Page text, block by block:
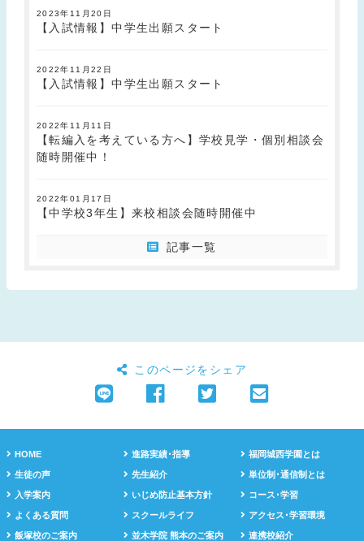
2023年11月20日
【入試情報】中学生出願スタート
2022年11月22日
【入試情報】中学生出願スタート
2022年11月11日
【転編入を考えている方へ】学校見学・個別相談会
随時開催中！
2022年01月17日
【中学校3年生】来校相談会随時開催中
記事一覧
このページをシェア
HOME 進路実績･指導 福岡城西学園とは
生徒の声 先生紹介 単位制･通信制とは
入学案内 いじめ防止基本方針 コース･学習
よくある質問 スクールライフ アクセス･学習環境
飯塚校のご案内 並木学院 熊本のご案内 連携校紹介